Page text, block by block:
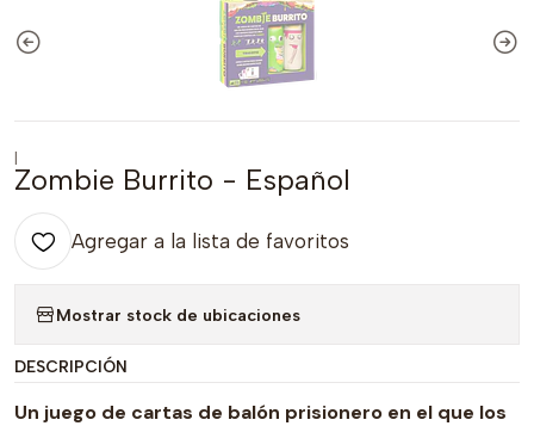
|
Zombie Burrito - Español
Agregar a la lista de favoritos
Mostrar stock de ubicaciones
DESCRIPCIÓN
Un juego de cartas de balón prisionero en el que los